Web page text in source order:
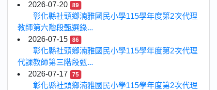
2026-07-20
89
彰化縣社頭鄉湳雅國民小學115學年度第2次代理
教師第六階段甄選錄...
2026-07-15
86
彰化縣社頭鄉湳雅國民小學115學年度第2次代理
代課教師第三階段甄...
2026-07-17
75
彰化縣社頭鄉湳雅國民小學115學年度第2次代理